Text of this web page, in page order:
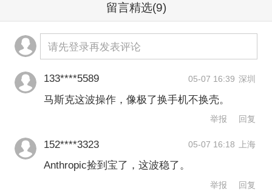
Max、Team以及Enterprise套餐，
Anthropic将Claude Code每五小时的速
率限制提高一倍；移除了Pro和Max账户
在Claude Code上的高峰时段速率限
制；大幅提高了Claude Opus模型的API
更有想象空间的是，Anthropic表示，有
兴趣与SpaceX 合作开发未来的太空算
留言精选(9)
请先登录再发表评论
133****5589 05-07 16:39 深圳
马斯克这波操作，像极了换手机不换壳。
举报 回复
152****3323 05-07 16:18 上海
Anthropic捡到宝了，这波稳了。
举报 回复